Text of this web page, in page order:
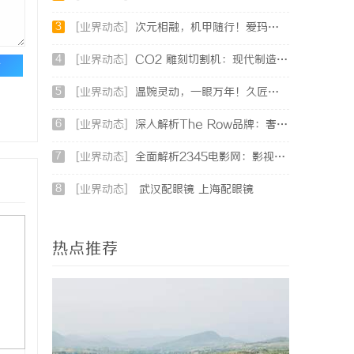
3 [业界动态] 次元相融，机甲随行！爱玛黑翼S360电竞版焕新登场
4 [业界动态] CO2 雕刻切割机：现代制造业的变革者
5 [业界动态] 温婉灵动，一眼万年！久匠量身定制的眉眼唇，才是你整张脸的点睛之笔！淡颜系女生的气质加分项
6 [业界动态] 深入解析The Row品牌：奢华时尚的典范与设计哲学
7 [业界动态] 全面解析2345电影网：影视资源的海量宝库与观影新体验
8 [业界动态] 武汉配眼镜 上海配眼镜
热点推荐